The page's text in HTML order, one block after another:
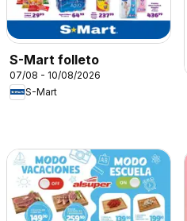
S-Mart folleto
07/08 - 10/08/2026
S-Mart